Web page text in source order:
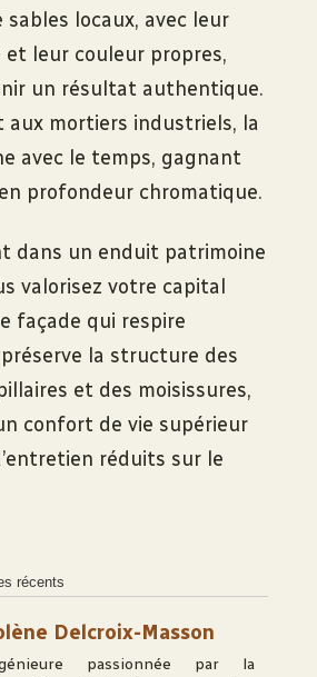
sables locaux, avec leur
leur couleur propres,
un résultat authentique.
aux mortiers industriels, la
avec le temps, gagnant
profondeur chromatique.
dans un enduit patrimoine
valorisez votre capital
façade qui respire
la structure des
et des moisissures,
confort de vie supérieur
réduits sur le
récents
Delcroix-Masson
passionnée par la